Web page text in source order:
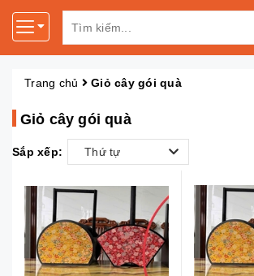
Trang chủ Giỏ cây gói quà
Giỏ cây gói quà
Sắp xếp: Thứ tự